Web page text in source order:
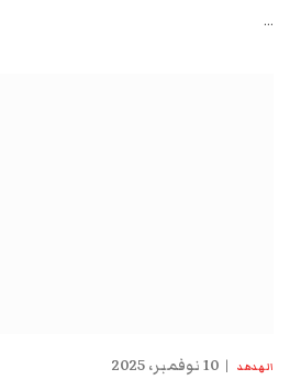
…
الهدهد 10 نوفمبر، 2025